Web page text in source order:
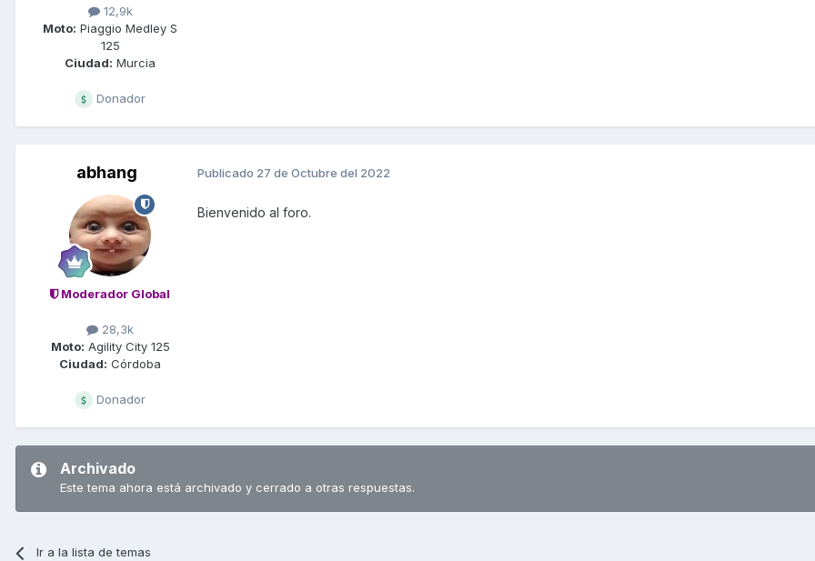
12,9k
Moto: Piaggio Medley S
125
Ciudad: Murcia
Donador
abhang
Moderador Global
28,3k
Moto: Agility City 125
Ciudad: Córdoba
Donador
Publicado 27 de Octubre del 2022
Bienvenido al foro.
Archivado
Este tema ahora está archivado y cerrado a otras respuestas.
Ir a la lista de temas